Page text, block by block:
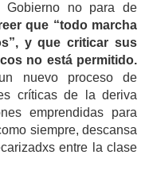
Gobierno no para de
que “todo marcha
y que criticar sus
no está permitido.
nuevo proceso de
críticas de la deriva
emprendidas para
siempre, descansa
entre la clase